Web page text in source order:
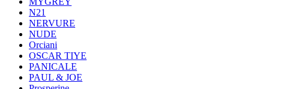
N21
NERVURE
NUDE
Orciani
OSCAR TIYE
PANICALE
PAUL & JOE